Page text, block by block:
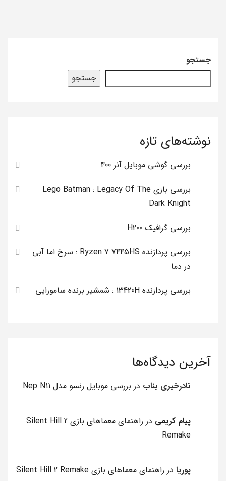
جستجو
جستجو
نوشته‌های تازه
بررسی گوشی موبایل آنر 400
بررسی بازی Lego Batman : Legacy Of The
Dark Knight
بررسی گرافیک H200
بررسی پردازنده Ryzen 7 7445HS : سرخ اما آبی
در دما
بررسی پردازنده 13420H : شمشیر برنده سامورایی
آخرین دیدگاه‌ها
نادرخیری بناب در بررسی موبایل رنسو مدل Nep N11
پیام کریمی در
راهنمای معماهای بازی Silent Hill 2
Remake
پوریا در راهنمای معماهای بازی Silent Hill 2 Remake